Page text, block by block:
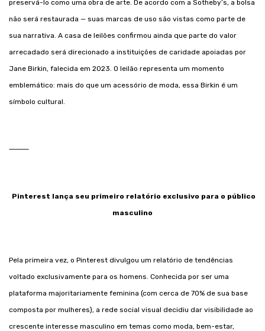
preservá-lo como uma obra de arte. De acordo com a Sotheby’s, a bolsa
não será restaurada — suas marcas de uso são vistas como parte de
sua narrativa. A casa de leilões confirmou ainda que parte do valor
arrecadado será direcionado a instituições de caridade apoiadas por
Jane Birkin, falecida em 2023. O leilão representa um momento
emblemático: mais do que um acessório de moda, essa Birkin é um
símbolo cultural.
⸻
Pinterest lança seu primeiro relatório exclusivo para o público
masculino
Pela primeira vez, o Pinterest divulgou um relatório de tendências
voltado exclusivamente para os homens. Conhecida por ser uma
plataforma majoritariamente feminina (com cerca de 70% de sua base
composta por mulheres), a rede social visual decidiu dar visibilidade ao
crescente interesse masculino em temas como moda, bem-estar,